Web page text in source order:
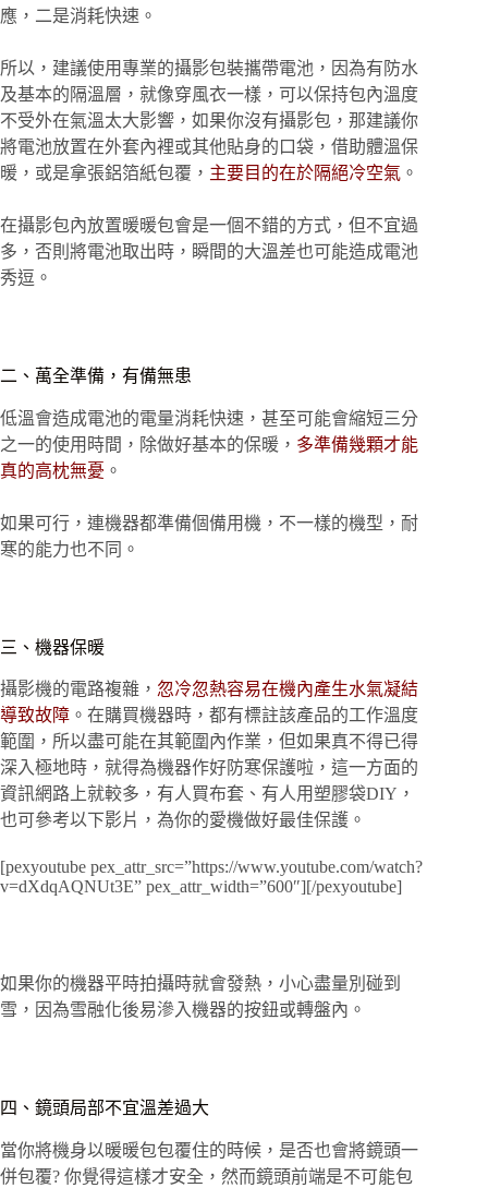
應，二是消耗快速。
所以，建議使用專業的攝影包裝攜帶電池，因為有防水
及基本的隔溫層，就像穿風衣一樣，可以保持包內溫度
不受外在氣溫太大影響，如果你沒有攝影包，那建議你
將電池放置在外套內裡或其他貼身的口袋，借助體溫保
暖，或是拿張鋁箔紙包覆， 主要目的在於隔絕冷空氣 。
在攝影包內放置暖暖包會是一個不錯的方式，但不宜過
多，否則將電池取出時，瞬間的大溫差也可能造成電池
秀逗。
二、萬全準備，有備無患
低溫會造成電池的電量消耗快速，甚至可能會縮短三分
之一的使用時間，除做好基本的保暖， 多準備幾顆才能
真的高枕無憂 。
如果可行，連機器都準備個備用機，不一樣的機型，耐
寒的能力也不同。
三、機器保暖
攝影機的電路複雜， 忽冷忽熱容易在機內產生水氣凝結
導致故障 。在購買機器時，都有標註該產品的工作溫度
範圍，所以盡可能在其範圍內作業，但如果真不得已得
深入極地時，就得為機器作好防寒保護啦，這一方面的
資訊網路上就較多，有人買布套、有人用塑膠袋DIY，
也可參考以下影片，為你的愛機做好最佳保護。
[pexyoutube pex_attr_src=”https://www.youtube.com/watch?
v=dXdqAQNUt3E” pex_attr_width=”600″][/pexyoutube]
如果你的機器平時拍攝時就會發熱，小心盡量別碰到
雪，因為雪融化後易滲入機器的按鈕或轉盤內。
四、鏡頭局部不宜溫差過大
當你將機身以暖暖包包覆住的時候，是否也會將鏡頭一
併包覆? 你覺得這樣才安全，然而鏡頭前端是不可能包